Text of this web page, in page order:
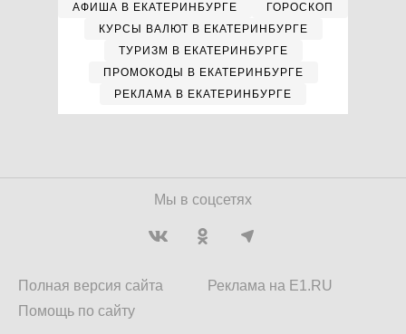
АФИША В ЕКАТЕРИНБУРГЕ
ГОРОСКОП
КУРСЫ ВАЛЮТ В ЕКАТЕРИНБУРГЕ
ТУРИЗМ В ЕКАТЕРИНБУРГЕ
ПРОМОКОДЫ В ЕКАТЕРИНБУРГЕ
РЕКЛАМА В ЕКАТЕРИНБУРГЕ
Мы в соцсетях
Полная версия сайта
Помощь по сайту
Реклама на E1.RU